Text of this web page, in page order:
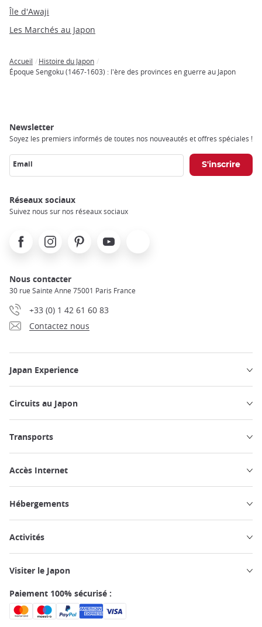
Île d'Awaji
Les Marchés au Japon
Breadcrumb
Accueil
Histoire du Japon
Époque Sengoku (1467-1603) : l'ère des provinces en guerre au Japon
Newsletter
Soyez les premiers informés de toutes nos nouveautés et offres spéciales !
Email
Réseaux sociaux
Suivez nous sur nos réseaux sociaux
FacebookInstagramPinterest Youtube
Nous contacter
30 rue Sainte Anne 75001 Paris France
+33 (0) 1 42 61 60 83
Contactez nous
Japan Experience
Circuits au Japon
Transports
Accès Internet
Hébergements
Activités
Visiter le Japon
Paiement 100% sécurisé :